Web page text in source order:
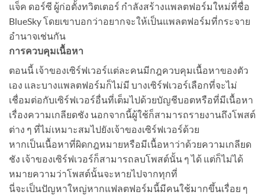
แจ็ค ดอร์ซี ผู้ก่อตั้งทวิตเตอร์ กำลังสร้างแพลตฟอร์มใหม่ที่ชื่อ
BlueSky โดยเขาบอกว่าอยากจะให้เป็นแพลตฟอร์มที่กระจาย
อำนาจเช่นกัน
การควบคุมเนื้อหา
ตอนนี้ เจ้าของเซิร์ฟเวอร์แต่ละคนมีกฎควบคุมเนื้อหาของตัว
เอง และบางแพลตฟอร์มก็ไม่มี บางเซิร์ฟเวอร์เลือกที่จะไม่
เชื่อมต่อกับเซิร์ฟเวอร์อื่นที่เต็มไปด้วยบัญชีบอตหรือที่มีเนื้อหา
เรื่องความเกลียดชัง นอกจากนี้ผู้ใช้ก็สามารถรายงานถึงโพสต์
ต่าง ๆ ที่ไม่เหมาะสมไปยังเจ้าของเซิร์ฟเวอร์ด้วย
หากเป็นเนื้อหาที่ผิดกฎหมายหรือมีเนื้อหาว่าด้วยความเกลียด
ชัง เจ้าของเซิร์ฟเวอร์ก็สามารถลบโพสต์นั้น ๆ ได้ แต่ก็ไม่ได้
หมายความว่าโพสต์นั้นจะหายไปจากทุกที่
นี่จะเป็นปัญหาใหญ่หากแฟลตฟอร์มนี้มีคนใช้มากขึ้นเรื่อย ๆ